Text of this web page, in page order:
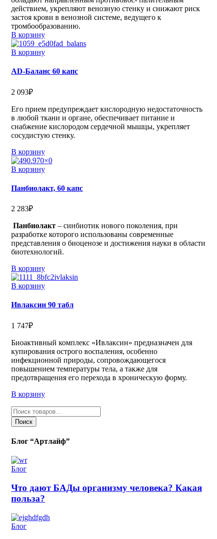
действием, укрепляют венозную стенку и снижают риск
застоя крови в венозной системе, ведущего к
тромбообразованию.
В корзину
В корзину
АD-Баланс 60 капс
2 093₽
Его прием предупреждает кислородную недостаточность
в любой ткани и органе, обеспечивает питание и
снабжение кислородом сердечной мышцы, укрепляет
сосудистую стенку.
В корзину
В корзину
Панбиолакт, 60 капс
2 283₽
Панбиолакт – синбиотик нового поколения, при
разработке которого использованы современные
представления о биоценозе и достижения науки в области
биотехнологий.
В корзину
В корзину
Ивлаксин 90 табл
1 747₽
Биоактивный комплекс «Ивлаксин» предназначен для
купирования острого воспаления, особенно
инфекционной природы, сопровождающегося
повышением температуры тела, а также для
предотвращения его перехода в хроническую форму.
В корзину
товаров
Поиск
Блог “Артлайф”
Блог
Что дают БАДы организму человека? Какая
польза?
Блог